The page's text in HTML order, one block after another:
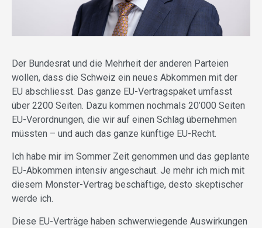
Der Bundesrat und die Mehrheit der anderen Parteien
wollen, dass die Schweiz ein neues Abkommen mit der
EU abschliesst. Das ganze EU-Vertragspaket umfasst
über 2200 Seiten. Dazu kommen nochmals 20’000 Seiten
EU-Verordnungen, die wir auf einen Schlag übernehmen
müssten – und auch das ganze künftige EU-Recht.
Ich habe mir im Sommer Zeit genommen und das geplante
EU-Abkommen intensiv angeschaut. Je mehr ich mich mit
diesem Monster-Vertrag beschäftige, desto skeptischer
werde ich.
Diese EU-Verträge haben schwerwiegende Auswirkungen